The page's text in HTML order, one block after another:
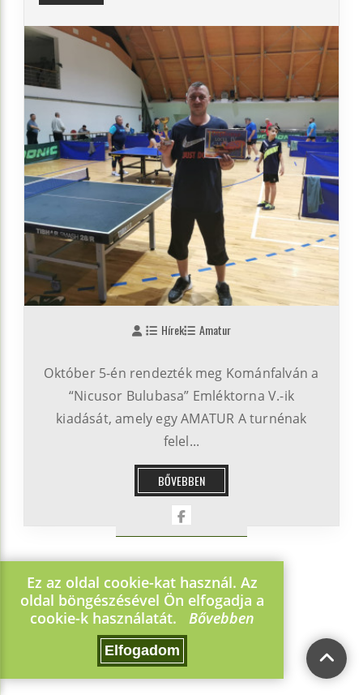
Hírek Amatur
Október 5-én rendezték meg Kománfalván a
“Nicusor Bulubasa” Emléktorna V.-ik
kiadását, amely egy AMATUR A turnénak
felel...
BŐVEBBEN
1 2 3 4 5
Ez az oldal cookie-kat használ. Az
oldal böngészésével Ön elfogadja a
cookie-k használatát.
Bővebben
Elfogadom